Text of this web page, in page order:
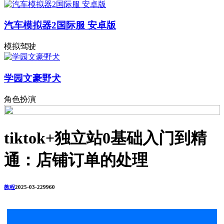
汽车模拟器2国际服 安卓版
模拟驾驶
学园文豪野犬
角色扮演
tiktok+独立站0基础入门到精
通：店铺订单的处理
教程2025-03-229960